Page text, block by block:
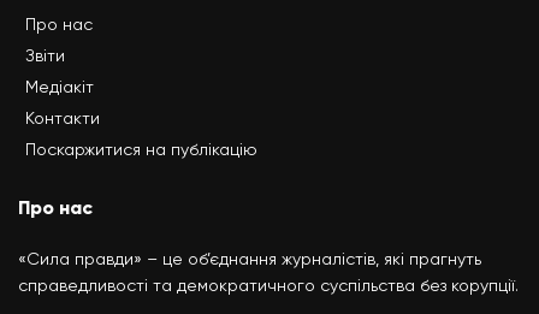
Про нас
Звіти
Медіакіт
Контакти
Поскаржитися на публікацію
Про нас
«Сила правди» – це об’єднання журналістів, які прагнуть
справедливості та демократичного суспільства без корупції.